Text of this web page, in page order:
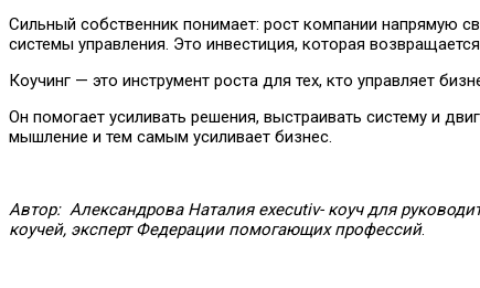
Сильный собственник понимает: рост компании напрямую
системы управления. Это инвестиция, которая
Коучинг — это инструмент роста для тех, кто управляет
Он помогает усиливать решения, выстраивать систему и
мышление и тем самым усиливает бизнес.
Автор: Александрова Наталия executiv- коуч для
коучей, эксперт Федерации помогающих профессий.